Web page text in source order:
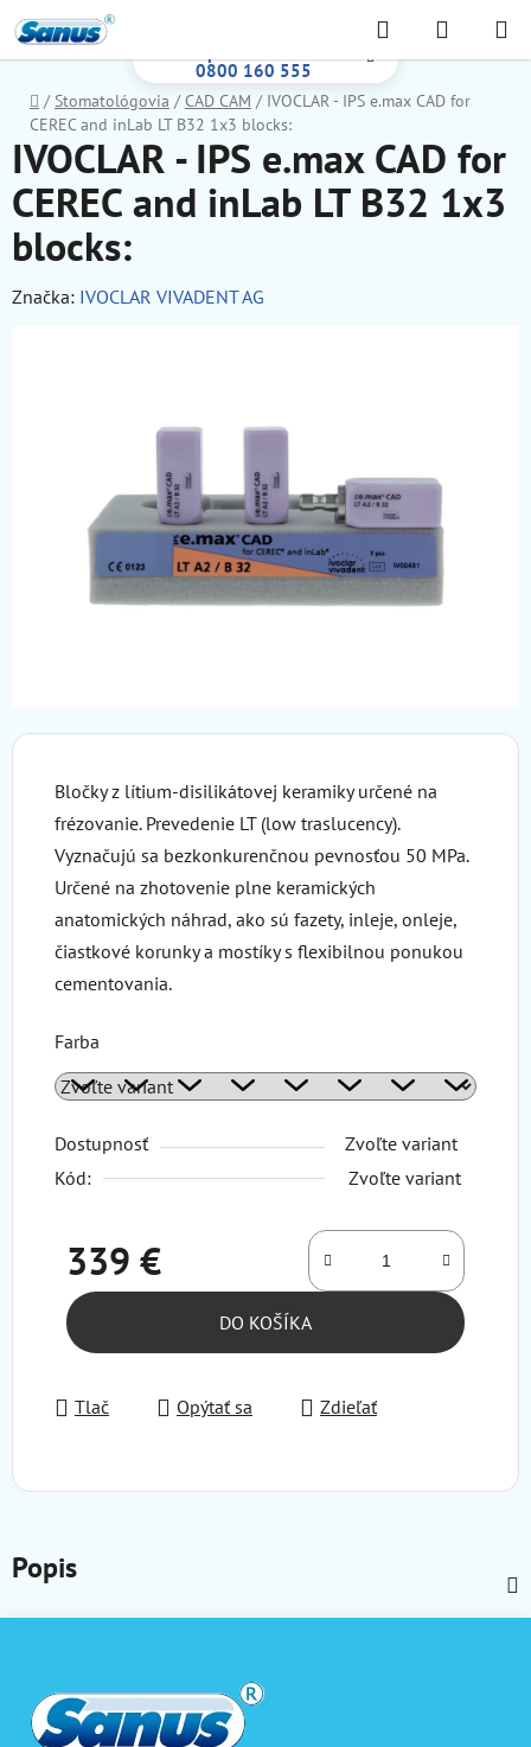
na
obsah
0800 160 555
Hľadať
KOŠÍK
Domov
/ Stomatológovia / CAD CAM / IVOCLAR - IPS e.max CAD for
CEREC and inLab LT B32 1x3 blocks:
Bločky z lítium-disilikátovej keramiky určené na
frézovanie. Prevedenie LT (low traslucency).
Vyznačujú sa bezkonkurenčnou pevnosťou 50 MPa.
Určené na zhotovenie plne keramických
anatomických náhrad, ako sú fazety, inleje, onleje,
čiastkové korunky a mostíky s flexibilnou ponukou
cementovania.
Farba
Dostupnosť
Zvoľte variant
Kód:
Zvoľte variant
339 €
Jednotková cena:
DO KOŠÍKA
Tlač Opýtať sa Zdieľať
IVOCLAR - IPS e.max CAD for
CEREC and inLab LT B32 1x3
blocks:
Značka: IVOCLAR VIVADENT AG
Popis